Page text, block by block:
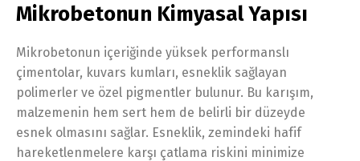
Mikrobetonun Kimyasal Yapısı
Mikrobetonun içeriğinde yüksek performanslı
çimentolar, kuvars kumları, esneklik sağlayan
polimerler ve özel pigmentler bulunur. Bu karışım,
malzemenin hem sert hem de belirli bir düzeyde
esnek olmasını sağlar. Esneklik, zemindeki hafif
hareketlenmelere karşı çatlama riskini minimize